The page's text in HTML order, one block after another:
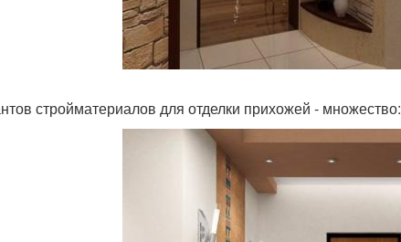
стройматериалов для отделки прихожей - множество: